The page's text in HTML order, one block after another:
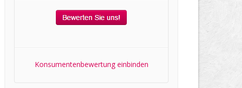
Konsumentenbewertung einbinden